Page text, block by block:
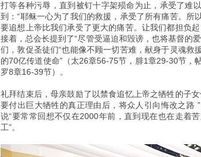
打等各种污辱，直到被钉十字架殒命为止，承受了难
到：“耶稣一心为了我们的救援，承受了所有痛苦。所
要追想上帝比我们承受了更大的痛苦。让我们都担负
接着，总会长提到了“尽管受逼迫和毁谤，也将基督的
们，敦促圣徒们“也能像不顾一切苦难，献身于灵魂救
的70亿传道使命”（太26章56-75节，腓1章29-30节，
罗8章16-39节）。
礼拜结束后，母亲鼓励了以禁食追忆上帝之牺牲的子
要付出巨大牺牲的真正理由后，将众人引向悔改之路
说“要常常回想不仅在2000年前，直到现在也在走着
工”。